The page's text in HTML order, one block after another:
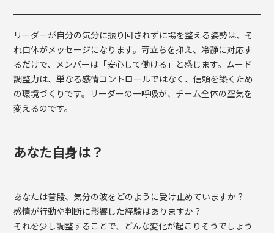
リーダーが自分の気分に振り回されずに場を整える姿勢は、そ
れ自体がメッセージになります。苛立ちを抑え、冷静に対応す
るだけで、メンバーは「安心して働ける」と感じます。ムード
調整力は、単なる感情コントロールではなく、信頼を築くため
の環境づくりです。リーダーの一呼吸が、チーム全体の空気を
変えるのです。
あなた自身は？
あなたは普段、気分の波をどのように受け止めていますか？
感情が行動や判断に影響した経験はありますか？
それを少し調整することで、どんな変化が起こりそうでしょう